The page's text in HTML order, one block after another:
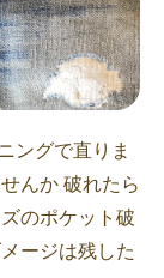
ングで直りま
んか 破れたら
のポケット破
ージは残した